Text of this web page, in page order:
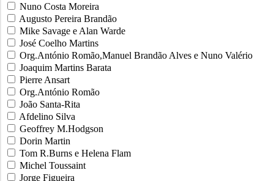
Nuno Costa Moreira
Augusto Pereira Brandão
Mike Savage e Alan Warde
José Coelho Martins
Org.António Romão,Manuel Brandão Alves e Nuno Valério
Joaquim Martins Barata
Pierre Ansart
Org.António Romão
João Santa-Rita
Afdelino Silva
Geoffrey M.Hodgson
Dorin Martin
Tom R.Burns e Helena Flam
Michel Toussaint
Jorge Figueira